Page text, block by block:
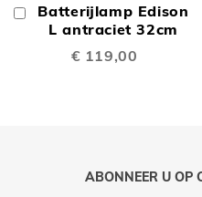
Batterijlamp Edison
L antraciet 32cm
€ 119,00
In
Winkelwagen
ABONNEER U OP